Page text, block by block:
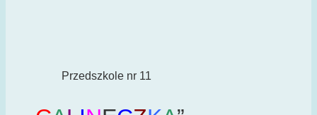
Przedszkole nr 11